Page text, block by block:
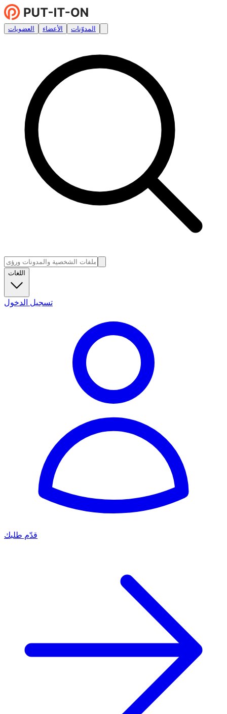
العضويات الأعضاء المدوّنات
اللغات
تسجيل الدخول
قدّم طلبك